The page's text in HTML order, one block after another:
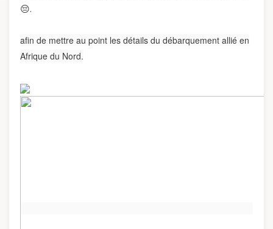
😔.
afin de mettre au point les détails du débarquement allié en
Afrique du Nord.